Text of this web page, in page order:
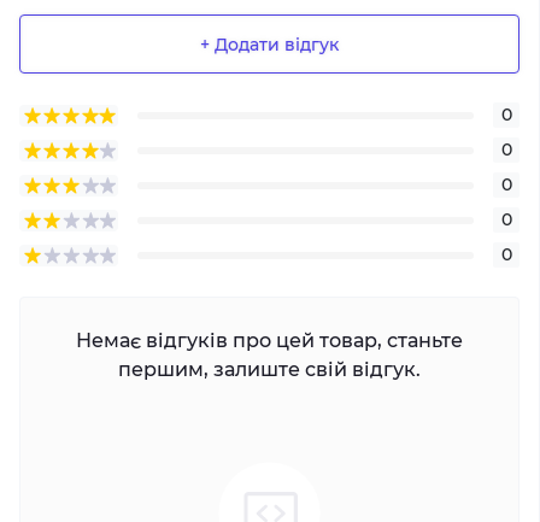
+ Додати відгук
0
0
0
0
0
Немає відгуків про цей товар, станьте
першим, залиште свій відгук.